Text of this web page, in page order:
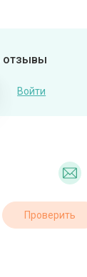
отзывы
Войти
Проверить